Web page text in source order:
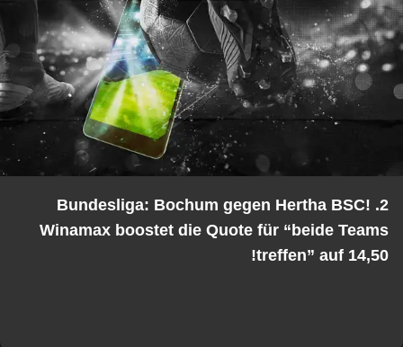
2. Bundesliga: Bochum gegen Hertha BSC!
Winamax boostet die Quote für “beide Teams
treffen” auf 14,50!